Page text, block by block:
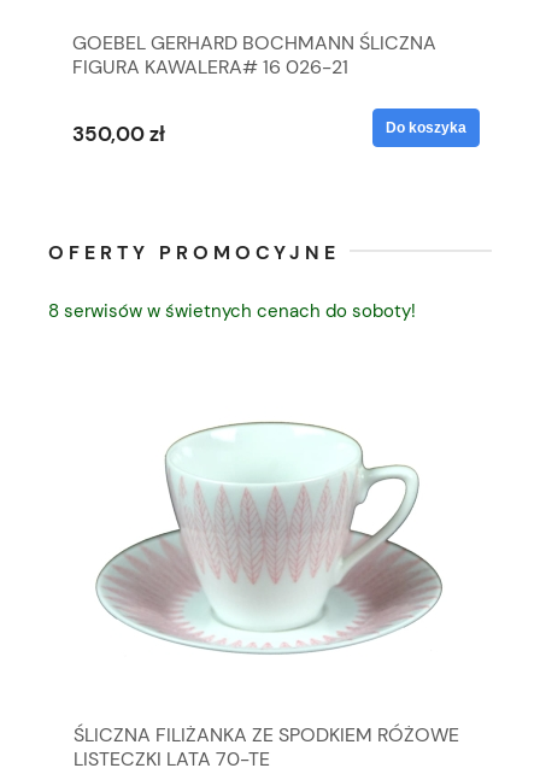
GOEBEL GERHARD BOCHMANN ŚLICZNA
FIGURA KAWALERA# 16 026-21
350,00 zł Do koszyka
OFERTY PROMOCYJNE
8 serwisów w świetnych cenach do soboty!
ŚLICZNA FILIŻANKA ZE SPODKIEM RÓŻOWE
LISTECZKI LATA 70-TE